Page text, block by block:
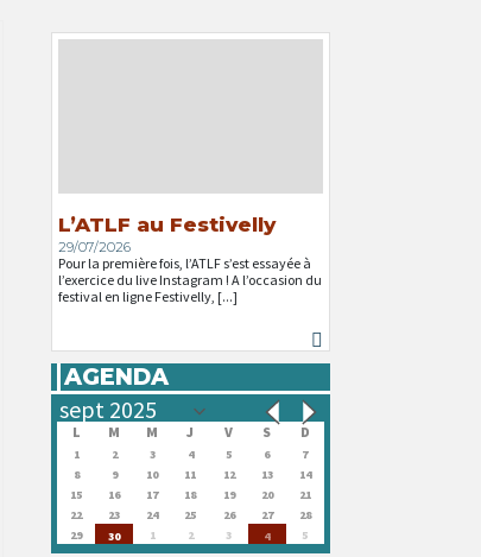
L’ATLF au Festivelly
29/07/2026
Pour la première fois, l’ATLF s’est essayée à
l’exercice du live Instagram ! A l’occasion du
festival en ligne Festivelly, [...]
AGENDA
L M M J V S D
1 2 3 4 5 6
7
8
9 10 11 12 13
14
15
16 17 18 19 20
21
22
23 24 25 26 27
28
29
30 1 2 3 4 5